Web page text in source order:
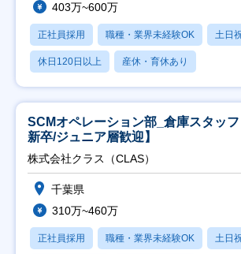
403万~600万
正社員採用 職種・業界未経験OK 土日
休日120日以上 産休・育休あり
SCMオペレーション部_倉庫スタッ
新卒/ジュニア層歓迎】
株式会社クラス（CLAS）
千葉県
310万~460万
正社員採用 職種・業界未経験OK 土日